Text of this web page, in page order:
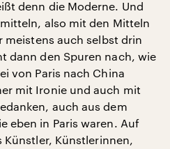
denn die Moderne. Und
also mit den Mitteln
meistens auch selbst drin
dann den Spuren nach, wie
von Paris nach China
mit Ironie und auch mit
auch aus dem
eben in Paris waren. Auf
Künstler, Künstlerinnen,